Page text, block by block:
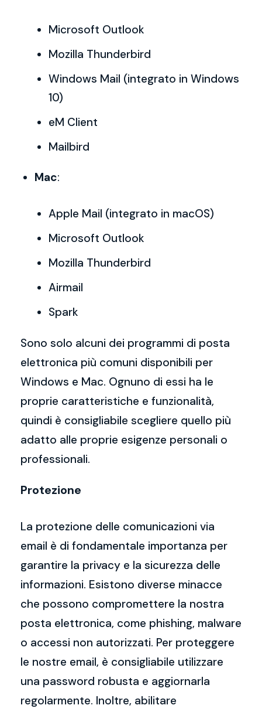
Microsoft Outlook
Mozilla Thunderbird
Windows Mail (integrato in Windows
10)
eM Client
Mailbird
Mac:
Apple Mail (integrato in macOS)
Microsoft Outlook
Mozilla Thunderbird
Airmail
Spark
Sono solo alcuni dei programmi di posta
elettronica più comuni disponibili per
Windows e Mac. Ognuno di essi ha le
proprie caratteristiche e funzionalità,
quindi è consigliabile scegliere quello più
adatto alle proprie esigenze personali o
professionali.
Protezione
La protezione delle comunicazioni via
email è di fondamentale importanza per
garantire la privacy e la sicurezza delle
informazioni. Esistono diverse minacce
che possono compromettere la nostra
posta elettronica, come phishing, malware
o accessi non autorizzati. Per proteggere
le nostre email, è consigliabile utilizzare
una password robusta e aggiornarla
regolarmente. Inoltre, abilitare